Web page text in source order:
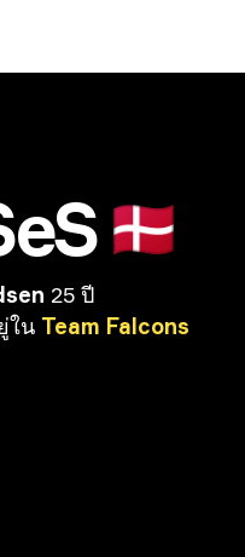
🇩🇰
25 ปี
ใน Team Falcons